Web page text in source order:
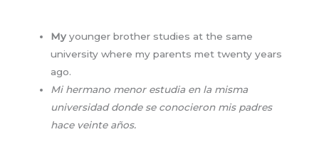
My younger brother studies at the same
university where my parents met twenty years
ago.
Mi hermano menor estudia en la misma
universidad donde se conocieron mis padres
hace veinte años.